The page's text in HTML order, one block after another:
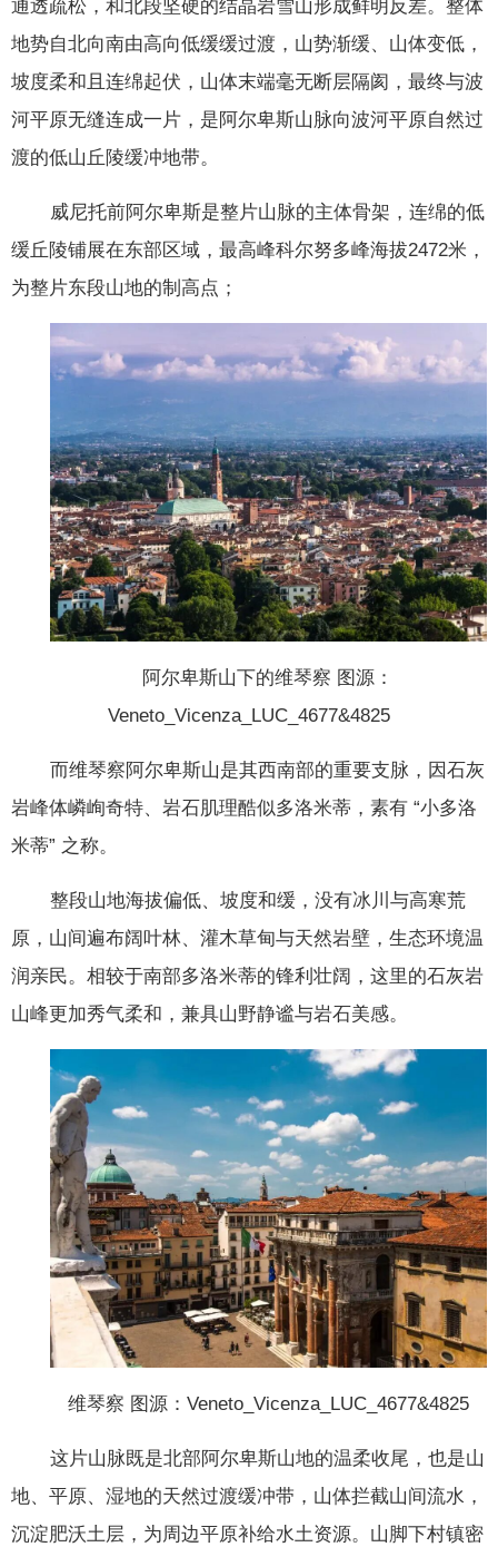
通透疏松，和北段坚硬的结晶岩雪山形成鲜明反差。整体
地势自北向南由高向低缓缓过渡，山势渐缓、山体变低，
坡度柔和且连绵起伏，山体末端毫无断层隔阂，最终与波
河平原无缝连成一片，是阿尔卑斯山脉向波河平原自然过
渡的低山丘陵缓冲地带。
威尼托前阿尔卑斯是整片山脉的主体骨架，连绵的低
缓丘陵铺展在东部区域，最高峰科尔努多峰海拔2472米，
为整片东段山地的制高点；
阿尔卑斯山下的维琴察 图源：
Veneto_Vicenza_LUC_4677&4825
而维琴察阿尔卑斯山是其西南部的重要支脉，因石灰
岩峰体嶙峋奇特、岩石肌理酷似多洛米蒂，素有 “小多洛
米蒂” 之称。
整段山地海拔偏低、坡度和缓，没有冰川与高寒荒
原，山间遍布阔叶林、灌木草甸与天然岩壁，生态环境温
润亲民。相较于南部多洛米蒂的锋利壮阔，这里的石灰岩
山峰更加秀气柔和，兼具山野静谧与岩石美感。
维琴察 图源：Veneto_Vicenza_LUC_4677&4825
这片山脉既是北部阿尔卑斯山地的温柔收尾，也是山
地、平原、湿地的天然过渡缓冲带，山体拦截山间流水，
沉淀肥沃土层，为周边平原补给水土资源。山脚下村镇密